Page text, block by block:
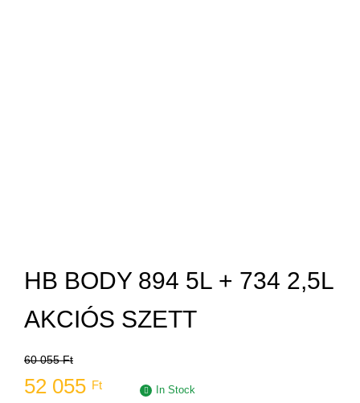
HB BODY 894 5L + 734 2,5L
AKCIÓS SZETT
60 055Ft
52 055 Ft In Stock